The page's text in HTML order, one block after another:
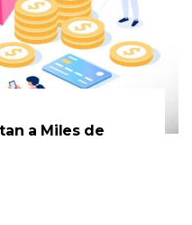
a Miles de